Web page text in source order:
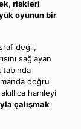
riskleri
oyunun bir
değil,
sağlayan
doğru
hamleyi
çalışmak